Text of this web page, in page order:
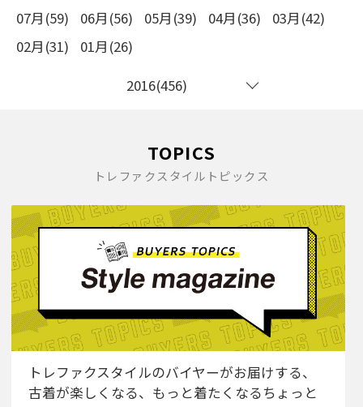
07月(59)
06月(56) 05月(39) 04月(36)
03月(42)
02月(31)
01月(26)
2016(456)
TOPICS
トレファクスタイルトピックス
トレファクスタイルのバイヤーがお届けする、
古着が楽しくなる、もっと着たくなるちょっと